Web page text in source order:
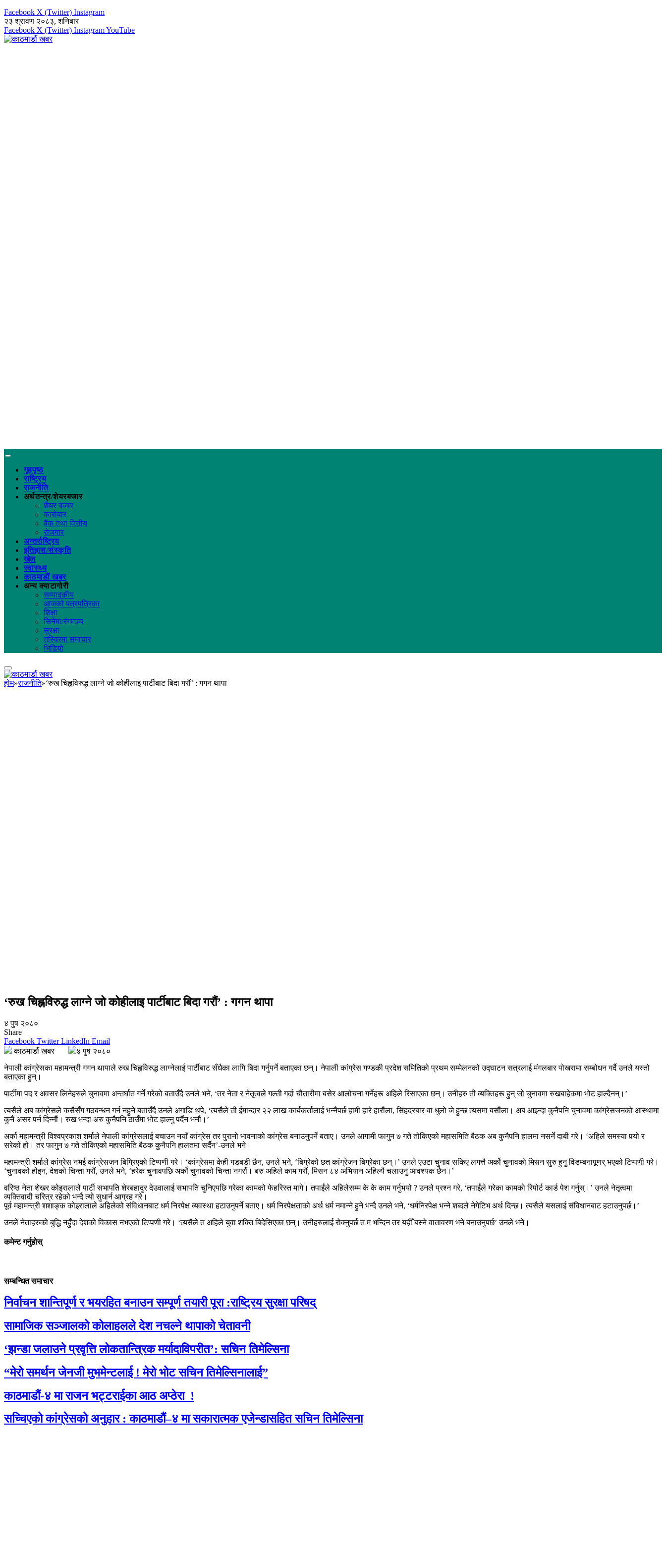
Facebook X (Twitter) Instagram
२३ श्रावण २०८३, शनिबार
Facebook X (Twitter) InstagramYouTube
गृहपृष्ठ
राष्ट्रिय
राजनीति
अर्थतन्त्र/शेयरबजार
शेयर बजार
कारोबार
बैंक तथा वित्तीय
रोजगार
अन्तर्राष्ट्रिय
इतिहास/संस्कृति
खेल
स्वास्थ्य
काठमाडौं खबर
अन्य क्याटागोरी
सम्पादकीय
आजको पत्रपत्रिका
शिक्षा
सिनेमा/रंगमञ्च
सुरक्षा
तस्विरमा समाचार
भिडियो
होम»राजनीति»‘रुख चिह्नविरुद्ध लाग्ने जो कोहीलाइ पार्टीबाट बिदा गरौं’ : गगन थापा
‘रुख चिह्नविरुद्ध लाग्ने जो कोहीलाइ पार्टीबाट बिदा गरौं’ : गगन थापा
४ पुष २०८०
Share
Facebook Twitter LinkedIn Email
काठमाडौं खबर
४ पुष २०८०
नेपाली कांग्रेसका महामन्त्री गगन थापाले रुख चिह्नविरुद्ध लाग्नेलाई पार्टीबाट सँधैका लागि बिदा गर्नुपर्ने बताएका छन्। नेपाली कांग्रेस गण्डकी प्रदेश समितिको प्रथम सम्मेलनको उद्घाटन सत्रलाई मंगलबार पोखरामा सम्बोधन गर्दै उनले यस्तो
बताएका हुन्।
पार्टीमा पद र अवसर लिनेहरुले चुनावमा अन्तर्घात गर्ने गरेको बताउँदै उनले भने, ‘तर नेता र नेतृत्वले गल्ती गर्दा चौतारीमा बसेर आलोचना गर्नेहरू अहिले रिसाएका छन्। उनीहरु ती व्यक्तिहरू हुन् जो चुनावमा रुखबाहेकमा भोट हाल्दैनन्।’
त्यसैले अब कांग्रेसले कसैसँग गठबन्धन गर्न नहुने बताउँदै उनले अगाडि थपे, ‘त्यसैले ती ईमान्दार २२ लाख कार्यकर्तालाई भन्नैपर्छ हामी हारे हारौंला, सिंहदरबार वा धुलो जे हुन्छ त्यसमा बसौंला। अब आइन्दा कुनैपनि चुनावमा कांग्रेसजनको आस्थामा
कुनै असर पर्न दिन्नौं। रुख भन्दा अरु कुनैपनि ठाउँमा भोट हाल्नु पर्दैन भनौं।’
अर्का महामन्त्री विश्वप्रकाश शर्माले नेपाली कांग्रेसलाई बचाउन नयाँ कांग्रेस तर पुरानो भावनाको कांग्रेस बनाउनुपर्ने बताए। उनले आगामी फागुन ७ गते तोकिएको महासमिति बैठक अब कुनैपनि हालमा नसर्ने दाबी गरे। ‘अहिले समस्या पर्‍यो र
सरेको हो। तर फागुन ७ गते तोकिएको महासमिति बैठक कुनैपनि हालतमा सर्दैन’-उनले भने।
महामन्त्री शर्माले कांग्रेस नभई कांग्रेसजन बिग्रिएको टिप्पणी गरे। ‘कांग्रेसमा केही गडबडी छैन, उनले भने, ‘बिग्रेको छत कांग्रेजन बिग्रेका छन्।’ उनले एउटा चुनाव सकिए लगत्तै अर्को चुनावको मिसन सुरु हुनु विडम्बनापूणर् भएको टिप्पणी गरे।
‘चुनावको होइन, देशको चिन्ता गरौं, उनले भने, ‘हरेक चुनावपछि अर्को चुनावको चिन्ता नगरौं। बरु अहिले काम गरौं, मिसन ८४ अभियान अहिल्यै चलाउनु आवश्यक छैन।’
वरिष्ठ नेता शेखर कोइरालाले पार्टी सभापति शेरबहादुर देउवालाई सभापति चुनिएपछि गरेका कामको फेहरिस्त मागे। तपाईंले अहिलेसम्म के के काम गर्नुभयो ? उनले प्रश्न गरे, ‘तपाईंले गरेका कामको रिपोर्ट कार्ड पेश गर्नुस्।’ उनले नेतृत्वमा
व्यक्तिवादी चरित्र रहेको भन्दै त्यो सुधार्न आग्रह गरे।
पूर्व महामन्त्री शशाङ्क कोइरालाले अहिलेको संविधानबाट धर्म निरपेक्ष व्यवस्था हटाउनुपर्ने बताए। धर्म निरपेक्षताको अर्थ धर्म नमान्ने हुने भन्दै उनले भने, ‘धर्मनिरपेक्ष भन्ने शब्दले नेगेटिभ अर्थ दिन्छ। त्यसैले यसलाई संविधानबाट हटाउनुपर्छ।’
उनले नेताहरुको बुद्धि नहुँदा देशको विकास नभएको टिप्पणी गरे। ‘त्यसैले त अहिले युवा शक्ति बिदेसिएका छन्। उनीहरुलाई रोक्नुपर्छ त म भन्दिन तर यहीँ बस्ने वातावरण भने बनाउनुपर्छ’ उनले भने।
कमेन्ट गर्नुहोस्
सम्बन्धित समाचार
निर्वाचन शान्तिपूर्ण र भयरहित बनाउन सम्पूर्ण तयारी पूरा :राष्ट्रिय सुरक्षा परिषद्
सामाजिक सञ्जालको कोलाहलले देश नचल्ने थापाको चेतावनी
‘झन्डा जलाउने प्रवृत्ति लोकतान्त्रिक मर्यादाविपरीत’: सचिन तिमेल्सिना
“मेरो समर्थन जेनजी मुभमेन्टलाई ! मेरो भोट सचिन तिमेल्सिनालाई”
काठमाडौं-४ मा राजन भट्टराईका आठ अप्ठेरा !
सच्चिएको कांग्रेसको अनुहार : काठमाडौं–४ मा सकारात्मक एजेन्डासहित सचिन तिमेल्सिना